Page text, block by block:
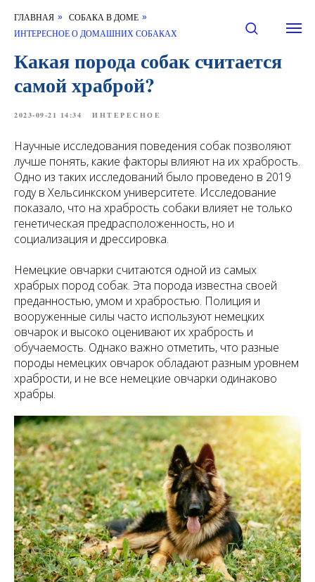
ГЛАВНАЯ » СОБАКА В ДОМЕ »
ИНТЕРЕСНОЕ О ДОМАШНИХ СОБАКАХ
Какая порода собак считается
самой храброй?
2023-09-21 14:34 ИНТЕРЕСНОЕ
Научные исследования поведения собак позволяют
лучше понять, какие факторы влияют на их храбрость.
Одно из таких исследований было проведено в 2019
году в Хельсинкском университете. Исследование
показало, что на храбрость собаки влияет не только
генетическая предрасположенность, но и
социализация и дрессировка.
Немецкие овчарки считаются одной из самых
храбрых пород собак. Эта порода известна своей
преданностью, умом и храбростью. Полиция и
вооруженные силы часто используют немецких
овчарок и высоко оценивают их храбрость и
обучаемость. Однако важно отметить, что разные
породы немецких овчарок обладают разным уровнем
храбрости, и не все немецкие овчарки одинаково
храбры.